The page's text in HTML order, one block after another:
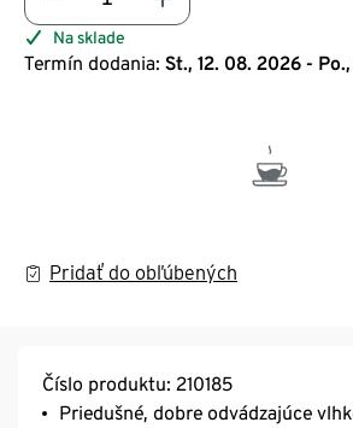
Na sklade
Termín dodania: St., 12. 08. 2026 -
Pridať do obľúbených
Číslo produktu: 210185
Priedušné, dobre odvádzajúce